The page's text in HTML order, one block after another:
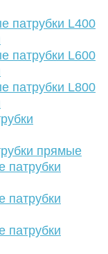
патрубки L400
патрубки L600
патрубки L800
прямые
патрубки
патрубки
патрубки